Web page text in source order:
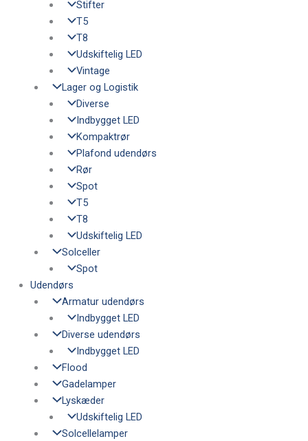
Stifter
T5
T8
Udskiftelig LED
Vintage
Lager og Logistik
Diverse
Indbygget LED
Kompaktrør
Plafond udendørs
Rør
Spot
T5
T8
Udskiftelig LED
Solceller
Spot
Udendørs
Armatur udendørs
Indbygget LED
Diverse udendørs
Indbygget LED
Flood
Gadelamper
Lyskæder
Udskiftelig LED
Solcellelamper